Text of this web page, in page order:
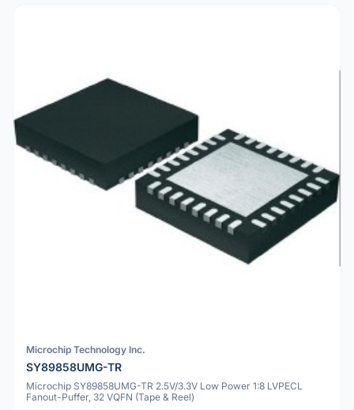
Microchip Technology Inc.
SY89858UMG-TR
Microchip SY89858UMG-TR 2.5V/3.3V Low Power 1:8 LVPECL
Fanout-Puffer, 32 VQFN (Tape & Reel)